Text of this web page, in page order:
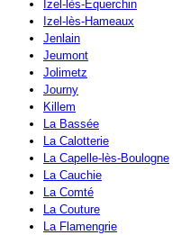
Izel-lès-Équerchin
Izel-lès-Hameaux
Jenlain
Jeumont
Jolimetz
Journy
Killem
La Bassée
La Calotterie
La Capelle-lès-Boulogne
La Cauchie
La Comté
La Couture
La Flamengrie